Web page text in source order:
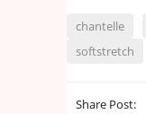
chantelle
softstretch
Share Post: